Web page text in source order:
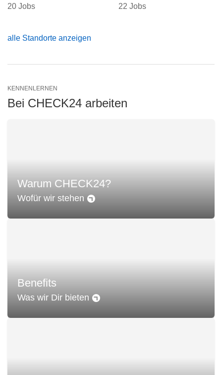
22 Jobs
20 Jobs
alle Standorte anzeigen
KENNENLERNEN
Bei CHECK24 arbeiten
Warum CHECK24?
Wofür wir stehen
Benefits
Was wir Dir bieten